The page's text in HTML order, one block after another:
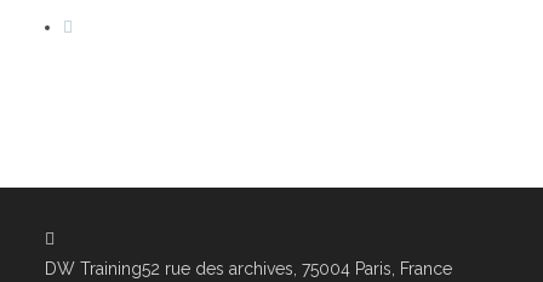
DW Training52 rue des archives, 75004 Paris, France